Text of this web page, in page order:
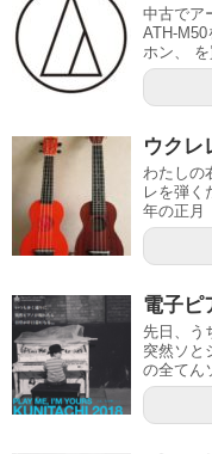
中古でア
ATH-
ホン、
ウクレ
わたしの
レを弾く
年の正月
電子ピ
先日、う
突然ソと
の全てん